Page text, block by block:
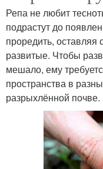
Репа не любит
подрастут до
проредить,
развитые. Чтобы
мешало, ему
пространства в
разрыхлённой почве.